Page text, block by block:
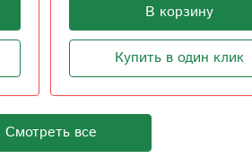
В корзину
Купить в один клик
Смотреть все